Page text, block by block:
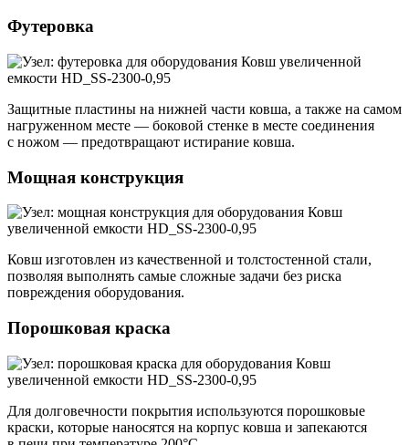
Футеровка
Защитные пластины на нижней части ковша, а также на самом
нагруженном месте — боковой стенке в месте соединения
с ножом — предотвращают истирание ковша.
Мощная конструкция
Ковш изготовлен из качественной и толстостенной стали,
позволяя выполнять самые сложные задачи без риска
повреждения оборудования.
Порошковая краска
Для долговечности покрытия используются порошковые
краски, которые наносятся на корпус ковша и запекаются